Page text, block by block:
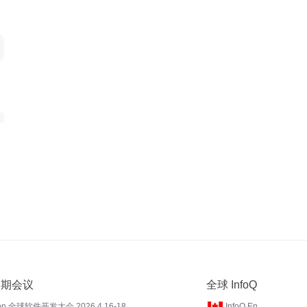
会议 全球 InfoQ